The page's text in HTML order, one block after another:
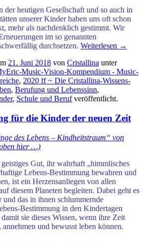
der heutigen Gesellschaft und so auch in
unserer Kinder haben uns oft schon
mehr als nachdenklich gestimmt. Wir
im so genannten
durchsetzen. Weiterlesen →
21. Juni 2018 von Cristallina unter
Music-Vision-Kompendium - Music-
, 2020 ff ~ Die Cristallina-Wissens-
, Berufung und Lebenssinn,
, Schule und Berufveröffentlicht.
für die Kinder der neuen Zeit
des Lebens – Kindheitstraum“ von
hier …)
Gut, ihr wahrhaft „himmlisches
Lebens-Bestimmung bewahren und
ist ein Herzensanliegen von allen
diesem Planeten begleiten. Dabei geht es
das in ihnen schlummernde
Bestimmung in den Kindertagen
sie dieses Wissen, wenn ihre Zeit
und bewusst leben können.